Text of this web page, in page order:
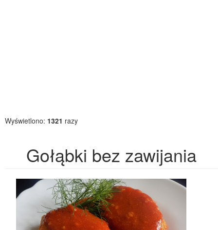
Wyświetlono: 1321 razy
Gołąbki bez zawijania